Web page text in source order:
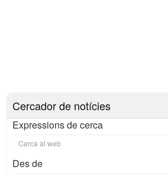
Cercador de notícies
Expressions de cerca
Des de